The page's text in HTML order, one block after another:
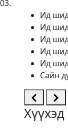
03.
Ид
Ид
Ид
Ид
Ид
Сайн